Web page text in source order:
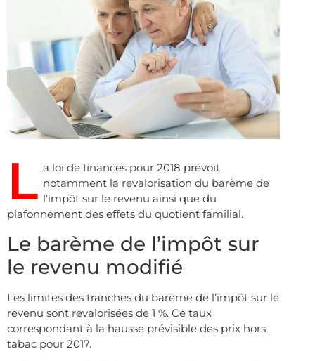
L a loi de finances pour 2018 prévoit
notamment la revalorisation du barème de
l’impôt sur le revenu ainsi que du
plafonnement des effets du quotient familial.
Le barème de l’impôt sur
le revenu modifié
Les limites des tranches du barème de l’impôt sur le
revenu sont revalorisées de 1 %. Ce taux
correspondant à la hausse prévisible des prix hors
tabac pour 2017.